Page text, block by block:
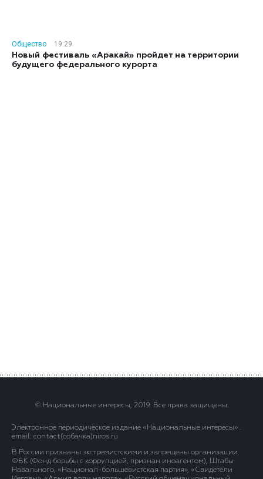
Общество
19:29
Новый фестиваль «Аракай» пройдет на территории
будущего федерального курорта
© Национальные интересы, 2019. Все права защищены.
Электронное периодическое издание «Национальные интересы» .
email: contact(сoбaчка)niros.ru
В России признаны экстремистскими и запрещены организации
ФБК (Фонд борьбы с коррупцией, признан иноагентом), Штабы
Навального, «Национал-большевистская партия», «Свидетели